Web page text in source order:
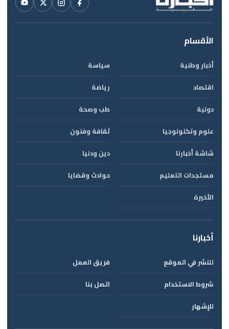
الأقسام
أخبار وطنية
سياسة
اقتصاد
رياضة
دولية
طب وصحة
علوم وتكنولوجيا
ثقافة وفنون
شاشة أخبارنا
دين ودنيا
مستجدات التعليم
حوادث وقضايا
الأخيرة
أخبارنا
للنشر في الموقع
فريق العمل
شروط الاستخدام
اتصل بنا
للإشهار